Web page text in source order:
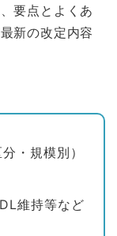
要点とよくあ
新の改定内容
・規模別）
維持等など